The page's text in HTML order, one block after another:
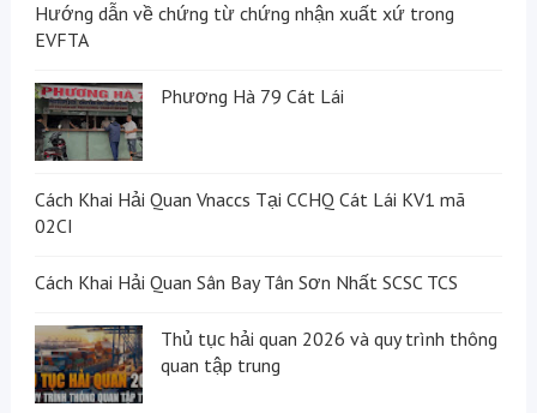
Hướng dẫn về chứng từ chứng nhận xuất xứ trong
EVFTA
Phương Hà 79 Cát Lái
Cách Khai Hải Quan Vnaccs Tại CCHQ Cát Lái KV1 mã
02CI
Cách Khai Hải Quan Sân Bay Tân Sơn Nhất SCSC TCS
Thủ tục hải quan 2026 và quy trình thông
quan tập trung